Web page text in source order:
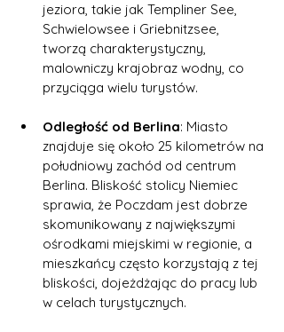
jeziora, takie jak Templiner See,
Schwielowsee i Griebnitzsee,
tworzą charakterystyczny,
malowniczy krajobraz wodny, co
przyciąga wielu turystów.
Odległość od Berlina: Miasto
znajduje się około 25 kilometrów na
południowy zachód od centrum
Berlina. Bliskość stolicy Niemiec
sprawia, że Poczdam jest dobrze
skomunikowany z największymi
ośrodkami miejskimi w regionie, a
mieszkańcy często korzystają z tej
bliskości, dojeżdżając do pracy lub
w celach turystycznych.